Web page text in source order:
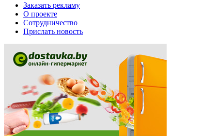
Заказать рекламу
О проекте
Сотрудничество
Прислать новость